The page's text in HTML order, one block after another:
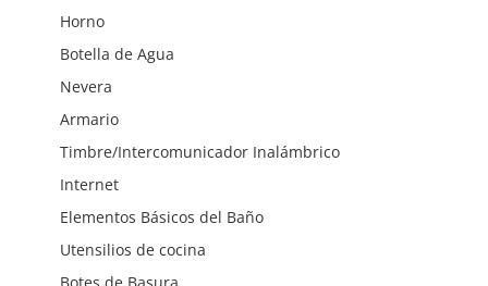
Horno
Botella de Agua
Nevera
Armario
Timbre/Intercomunicador Inalámbrico
Internet
Elementos Básicos del Baño
Utensilios de cocina